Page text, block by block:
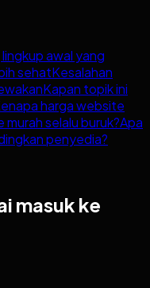
awal yang
sehatKesalahan
Kapan topik ini
harga website
selalu buruk?Apa
penyedia?
masuk ke